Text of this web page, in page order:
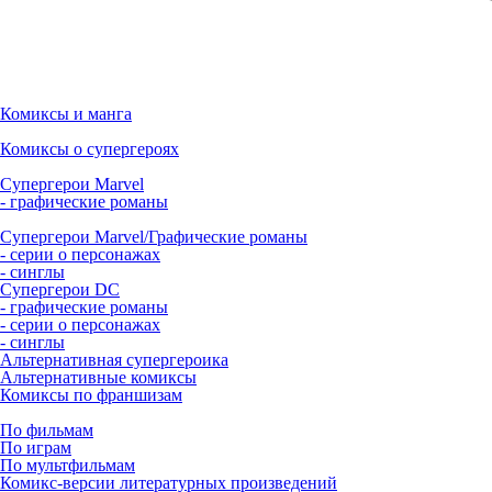
Комиксы и манга
Комиксы о супергероях
Супергерои Marvel
- графические романы
Супергерои Marvel/Графические романы
- серии о персонажах
- синглы
Супергерои DC
- графические романы
- серии о персонажах
- синглы
Альтернативная супергероика
Альтернативные комиксы
Комиксы по франшизам
По фильмам
По играм
По мультфильмам
Комикс-версии литературных произведений